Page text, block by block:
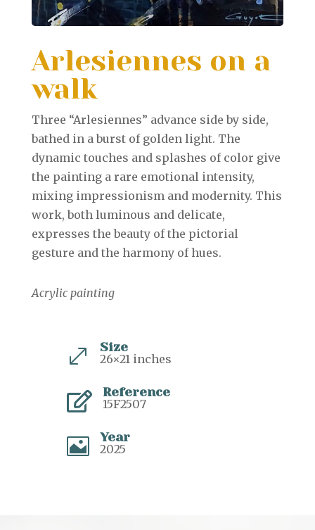
Arlesiennes on a
walk
Three “Arlesiennes” advance side by side,
bathed in a burst of golden light. The
dynamic touches and splashes of color give
the painting a rare emotional intensity,
mixing impressionism and modernity. This
work, both luminous and delicate,
expresses the beauty of the pictorial
gesture and the harmony of hues.
Acrylic painting
.
Size
26×21 inches

Reference
15F2507

Year
2025